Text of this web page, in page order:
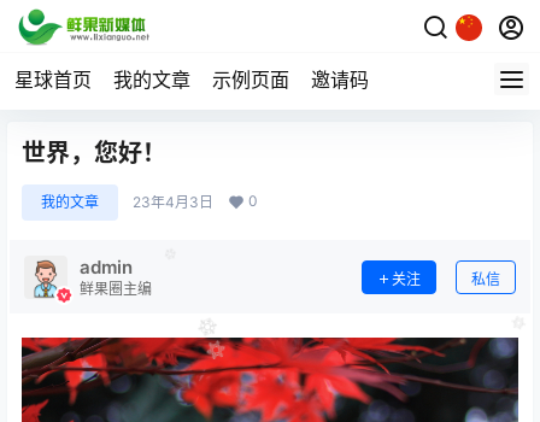
星球首页 我的文章 示例页面 邀请码
世界，您好！
我的文章 23年4月3日 0
admin
鲜果圈主编
关注 私信